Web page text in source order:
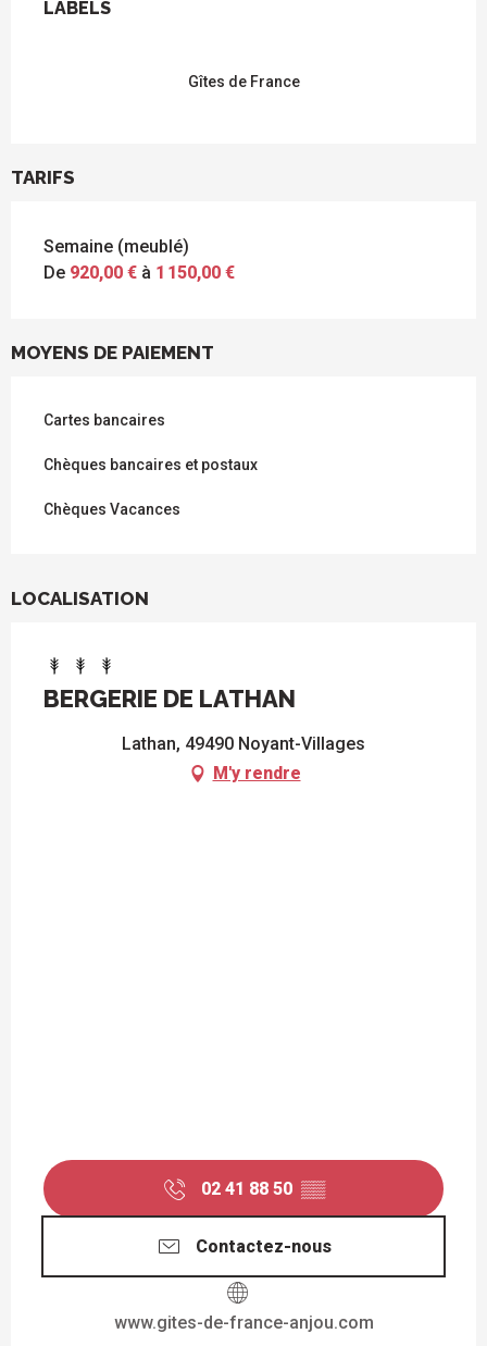
LABELS
LABELS
Gîtes de France
TARIFS
Semaine (meublé)
De 920,00 € à 1 150,00 €
MOYENS DE PAIEMENT
Cartes bancaires
Chèques bancaires et postaux
Chèques Vacances
LOCALISATION
BERGERIE DE LATHAN
Lathan, 49490 Noyant-Villages
M'y rendre
02 41 88 50 ▒▒
Contactez-nous
www.gites-de-france-anjou.com